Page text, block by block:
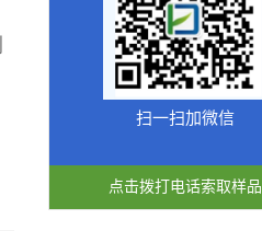
扫一扫加微信
点击拨打电话索取样品